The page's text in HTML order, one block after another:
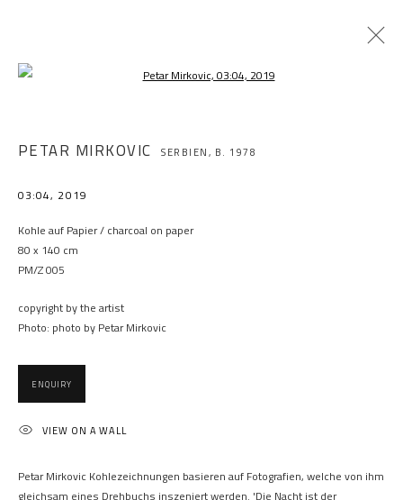
03:04
Open a larger version of the following
PETAR MIRKOVIC SERBIEN, B. 1978
03:04, 2019
Kohle auf Papier / charcoal on paper
80 x 140 cm
PM/Z 005
copyright by the artist
Photo: photo by Petar Mirkovic
ENQUIRY
VIEW ON A WALL
Petar Mirkovic Kohlezeichnungen basieren auf Fotografien, welche von ihm
gleichsam eines Drehbuchs inszeniert werden. 'Die Nacht ist der